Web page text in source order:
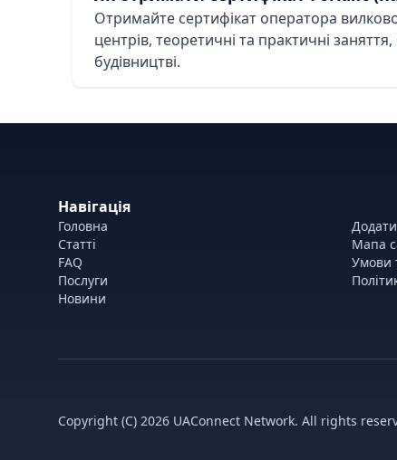
Отримайте сертифікат оператора
центрів, теоретичні та практичні
будівництві.
Навігація
Головна
Статті
FAQ
Послуги
Новини
Мапа
Умови
Copyright (C) 2026 UAConnect Network. All rights